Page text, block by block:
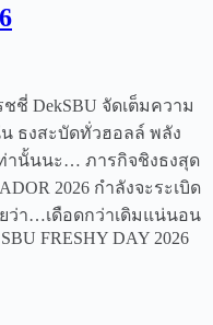
ชชี่ DekSBU จัดเต็มความ
ธงสะบัดทั่วฮอลล์ พลัง
านั้นนะ… ภารกิจชิงธงสุด
2026 กำลังจะระเบิด
ว่า…เดือดกว่าเดิมแน่นอน
SBU FRESHY DAY 2026